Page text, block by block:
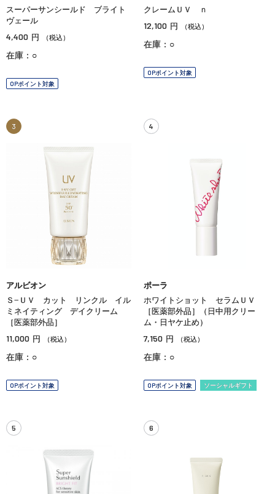
スーパーサンシールド ブライト
ヴェール
4,400 円 （税込）
在庫：○
OPポイント対象
クレームＵＶ ｎ
12,100 円 （税込）
在庫：○
OPポイント対象
3
アルビオン
Ｓ−ＵＶ カット リンクル イル
ミネイティング デイクリーム
［医薬部外品］
11,000 円 （税込）
在庫：○
OPポイント対象
4
ポーラ
ホワイトショット セラムＵＶ
［医薬部外品］（日中用クリー
ム・日ヤケ止め）
7,150 円 （税込）
在庫：○
OPポイント対象 ソーシャルギフト
5 6